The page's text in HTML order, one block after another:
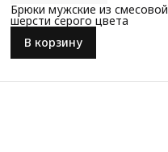
Брюки мужские из смесовой
шерсти серого цвета
В корзину